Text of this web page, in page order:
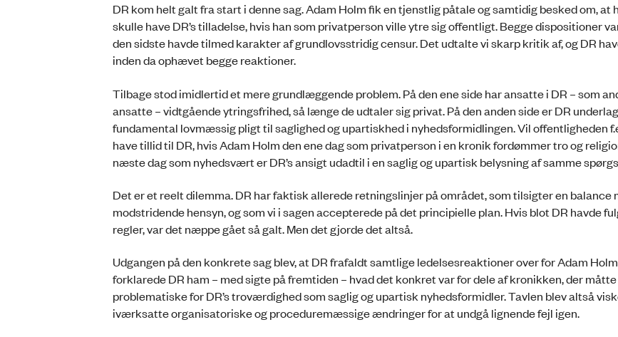
DR kom helt galt fra start i denne sag. Adam Holm fik en tjenstlig påtale og samtidig besked om, at
skulle have DR’s tilladelse, hvis han som privatperson ville ytre sig offentligt. Begge dispositioner
den sidste havde tilmed karakter af grundlovsstridig censur. Det udtalte vi skarp kritik af, og DR
inden da ophævet begge reaktioner.
Tilbage stod imidlertid et mere grundlæggende problem. På den ene side har ansatte i DR – som
ansatte – vidtgående ytringsfrihed, så længe de udtaler sig privat. På den anden side er DR
fundamental lovmæssig pligt til saglighed og upartiskhed i nyhedsformidlingen. Vil offentligheden
have tillid til DR, hvis Adam Holm den ene dag som privatperson i en kronik fordømmer tro og
næste dag som nyhedsvært er DR’s ansigt udadtil i en saglig og upartisk belysning af samme
Det er et reelt dilemma. DR har faktisk allerede retningslinjer på området, som tilsigter en balance
modstridende hensyn, og som vi i sagen accepterede på det principielle plan. Hvis blot DR havde
regler, var det næppe gået så galt. Men det gjorde det altså.
Udgangen på den konkrete sag blev, at DR frafaldt samtlige ledelsesreaktioner over for Adam
forklarede DR ham – med sigte på fremtiden – hvad det konkret var for dele af kronikken, der
problematiske for DR’s troværdighed som saglig og upartisk nyhedsformidler. Tavlen blev altså
iværksatte organisatoriske og proceduremæssige ændringer for at undgå lignende fejl igen.